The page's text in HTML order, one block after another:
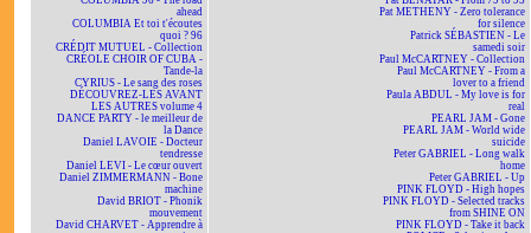
ahead
COLUMBIA Et toi t'écoutes
quoi ? 96
CRÉDIT MUTUEL - Collection
CRÉOLE CHOIR OF CUBA -
Tande-la
CYRIUS - Le sang des roses
DÉCOUVREZ-LES AVANT
LES AUTRES volume 4
DANCE PARTY - le meilleur de
la Dance
Daniel LAVOIE - Docteur
tendresse
Daniel LEVI - Le cœur ouvert
Daniel ZIMMERMANN - Bone
machine
David BRIOT - Phonik
mouvement
David CHARVET - Apprendre à
Pat METHENY - Zero tolerance
for silence
Patrick SÉBASTIEN - Le
samedi soir
Paul McCARTNEY - Collection
Paul McCARTNEY - From a
lover to a friend
Paula ABDUL - My love is for
real
PEARL JAM - Gone
PEARL JAM - World wide
suicide
Peter GABRIEL - Long walk
home
Peter GABRIEL - Up
PINK FLOYD - High hopes
PINK FLOYD - Selected tracks
from SHINE ON
PINK FLOYD - Take it back